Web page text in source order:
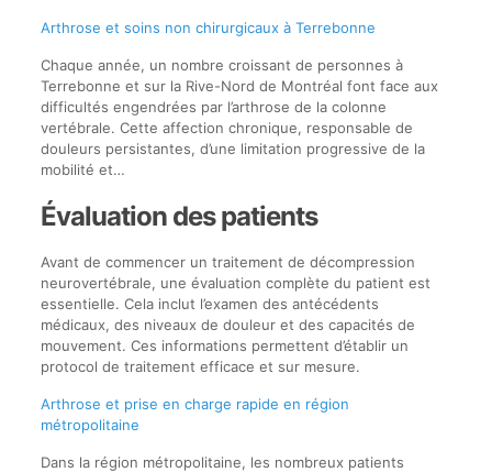
Arthrose et soins non chirurgicaux à Terrebonne
Chaque année, un nombre croissant de personnes à
Terrebonne et sur la Rive-Nord de Montréal font face aux
difficultés engendrées par l’arthrose de la colonne
vertébrale. Cette affection chronique, responsable de
douleurs persistantes, d’une limitation progressive de la
mobilité et…
Évaluation des patients
Avant de commencer un traitement de décompression
neurovertébrale, une évaluation complète du patient est
essentielle. Cela inclut l’examen des antécédents
médicaux, des niveaux de douleur et des capacités de
mouvement. Ces informations permettent d’établir un
protocol de traitement efficace et sur mesure.
Arthrose et prise en charge rapide en région
métropolitaine
Dans la région métropolitaine, les nombreux patients